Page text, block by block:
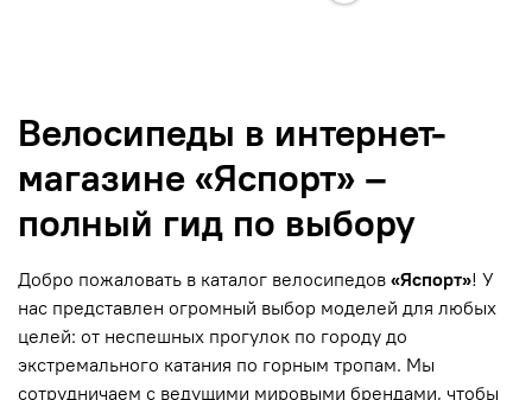
Велосипеды в интернет-
магазине «Яспорт» –
полный гид по выбору
Добро пожаловать в каталог велосипедов «Яспорт»! У
нас представлен огромный выбор моделей для любых
целей: от неспешных прогулок по городу до
экстремального катания по горным тропам. Мы
сотрудничаем с ведущими мировыми брендами, чтобы